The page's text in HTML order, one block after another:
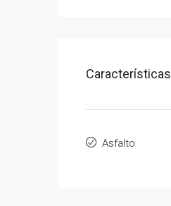
Características
Asfalto